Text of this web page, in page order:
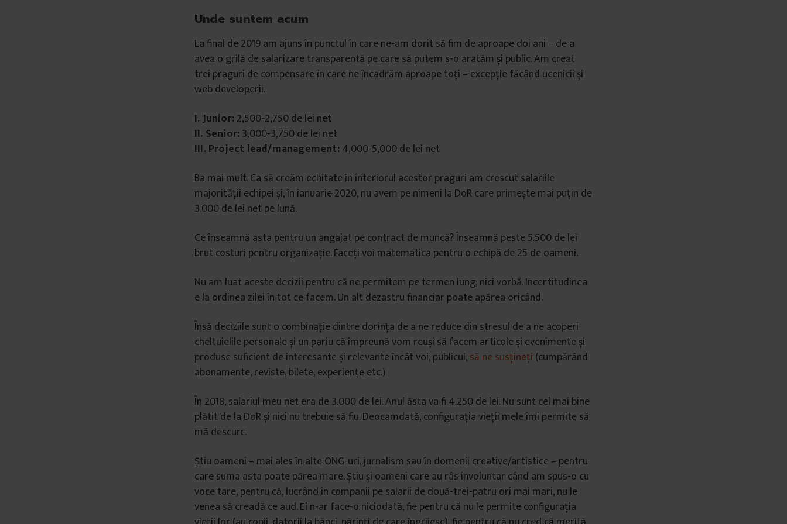
Unde suntem acum
La final de 2019 am ajuns în punctul în care ne-am dorit să fim de aproape doi ani – de a
avea o grilă de salarizare transparentă pe care să putem s-o aratăm și public. Am creat
trei praguri de compensare în care ne încadrăm aproape toți – excepție făcând ucenicii și
web developerii.
I. Junior: 2,500-2,750 de lei net
II. Senior: 3,000-3,750 de lei net
III. Project lead/management: 4,000-5,000 de lei net
Ba mai mult. Ca să creăm echitate în interiorul acestor praguri am crescut salariile
majorității echipei și, în ianuarie 2020, nu avem pe nimeni la DoR care primește mai puțin de
3.000 de lei net pe lună.
Ce înseamnă asta pentru un angajat pe contract de muncă? Înseamnă peste 5.500 de lei
brut costuri pentru organizație. Faceți voi matematica pentru o echipă de 25 de oameni.
Nu am luat aceste decizii pentru că ne permitem pe termen lung; nici vorbă. Incertitudinea
e la ordinea zilei în tot ce facem. Un alt dezastru financiar poate apărea oricând.
Însă deciziile sunt o combinație dintre dorința de a ne reduce din stresul de a ne acoperi
cheltuielile personale și un pariu că împreună vom reuși să facem articole și evenimente și
produse suficient de interesante și relevante încât voi, publicul,să ne susțineți (cumpărând
abonamente, reviste, bilete, experiențe etc.)
În 2018, salariul meu net era de 3.000 de lei. Anul ăsta va fi 4.250 de lei. Nu sunt cel mai bine
plătit de la DoR și nici nu trebuie să fiu. Deocamdată, configurația vieții mele îmi permite să
mă descurc.
Știu oameni – mai ales în alte ONG-uri, jurnalism sau în domenii creative/artistice – pentru
care suma asta poate părea mare. Știu și oameni care au râs involuntar când am spus-o cu
voce tare, pentru că, lucrând în companii pe salarii de două-trei-patru ori mai mari, nu le
venea să creadă ce aud. Ei n-ar face-o niciodată, fie pentru că nu le permite configurația